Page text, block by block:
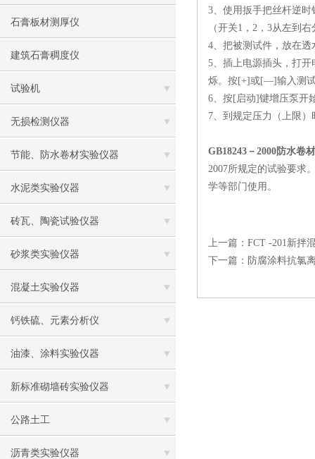
石膏板材测厚仪
建筑石膏稠度仪
试验机
无损检测仪器
节能、防水卷材实验仪器
水泥类实验仪器
砖瓦、陶瓷试验仪器
砂浆类实验仪器
混凝土实验仪器
钙铁硫、元素分析仪
油漆、涂料实验仪器
新标准砌墙砖实验仪器
公路土工
沥青类实验仪器
3、使用扳手把丝杆逆
（开关1，2，3从左到
4、把被测试件，放在
5、插上电源插头，打
烁。按[+]或[—]输入测
6、按[启动]键增压泵开
7、到规定压力（上限
GB18243－2000防水卷
2007所规定的试验要求
学等部门使用。
上一篇： FCT -201新拌
下一篇： 防腐涂料抗氯